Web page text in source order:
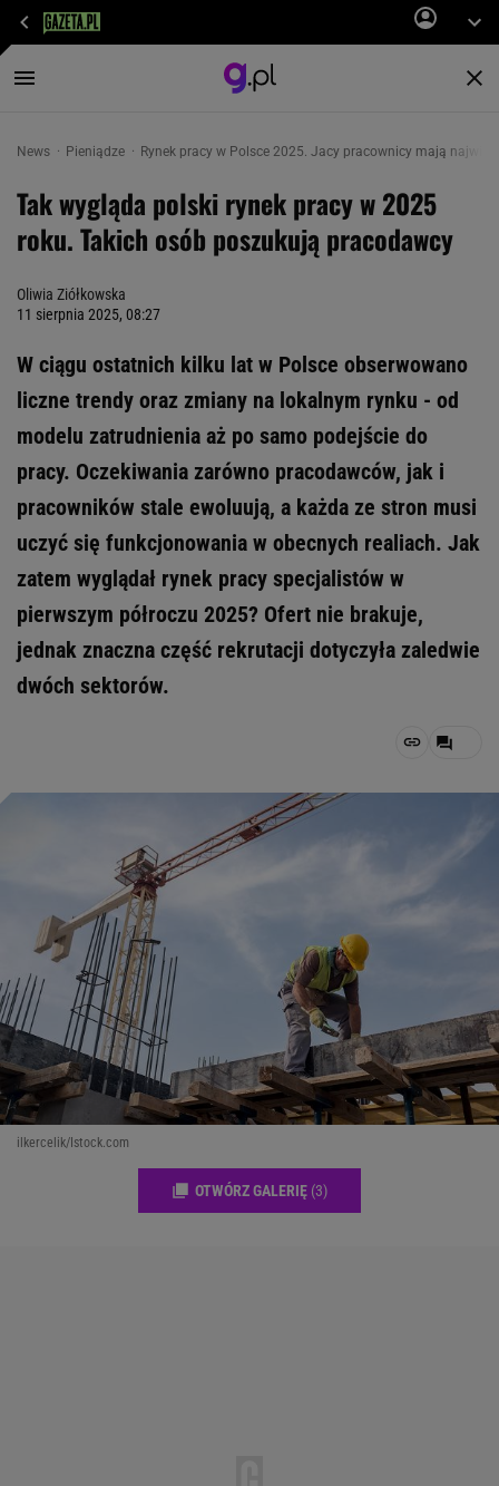
News Pieniądze Rynek pracy w Polsce 2025. Jacy pracownicy mają
Tak wygląda polski rynek pracy w 2025
roku. Takich osób poszukują pracodawcy
Oliwia Ziółkowska
11 sierpnia 2025, 08:27
W ciągu ostatnich kilku lat w Polsce obserwowano
liczne trendy oraz zmiany na lokalnym rynku - od
modelu zatrudnienia aż po samo podejście do
pracy. Oczekiwania zarówno pracodawców, jak i
pracowników stale ewoluują, a każda ze stron musi
uczyć się funkcjonowania w obecnych realiach. Jak
zatem wyglądał rynek pracy specjalistów w
pierwszym półroczu 2025? Ofert nie brakuje,
jednak znaczna część rekrutacji dotyczyła zaledwie
dwóch sektorów.
ilkercelik/Istock.com
OTWÓRZ GALERIĘ (3)